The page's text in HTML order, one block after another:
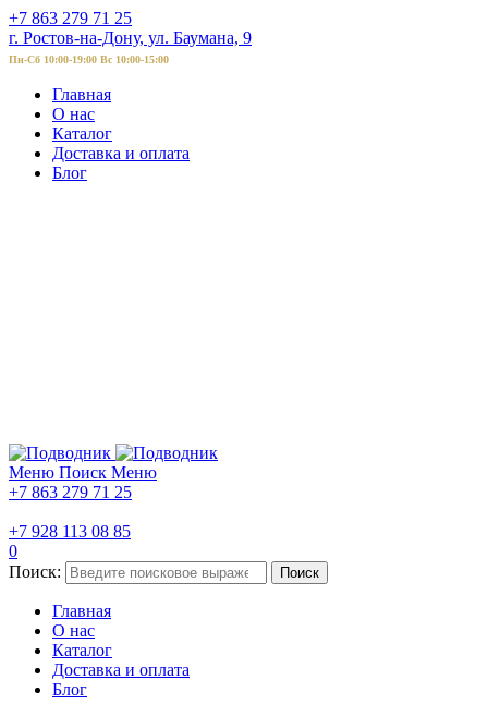
+7 863 279 71 25
г. Ростов-на-Дону, ул. Баумана, 9
Пн-Сб 10:00-19:00 Вс 10:00-15:00
Главная
О нас
Каталог
Доставка и оплата
Блог
Меню Поиск Меню
+7 863 279 71 25
+7 928 113 08 85
0
Поиск:
Поиск
Главная
О нас
Каталог
Доставка и оплата
Блог